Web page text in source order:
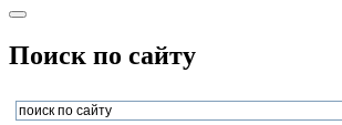
Поиск по сайту